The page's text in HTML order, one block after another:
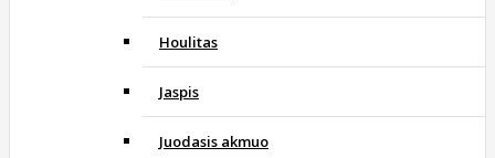
Houlitas
Jaspis
Juodasis akmuo